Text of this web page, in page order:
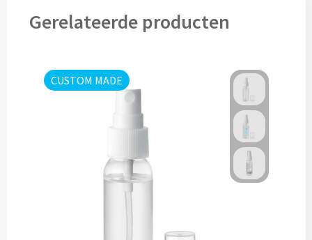
Dubbelwandige glazen bedrukken
Wijn- & Champagneglazen bedrukken
Waterkaraffen bedrukken
Gerelateerde producten
CUSTOM MADE